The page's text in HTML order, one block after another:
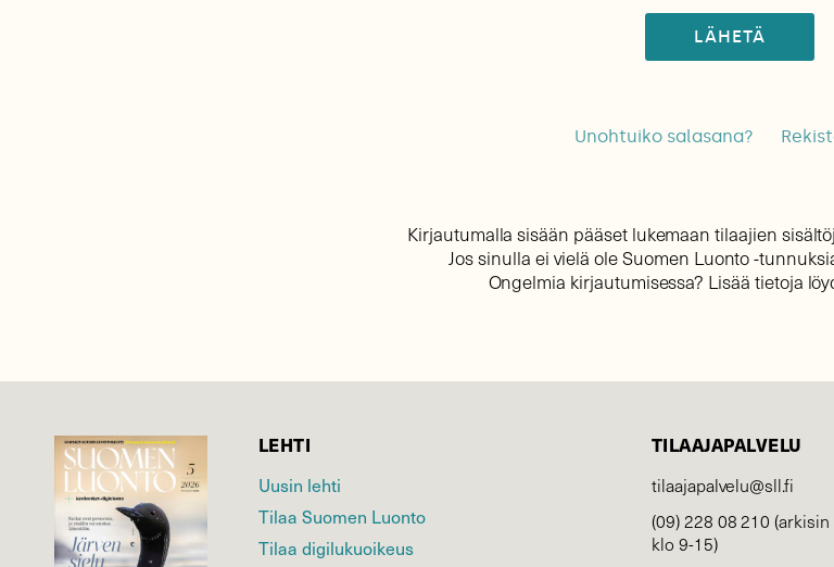
LÄHETÄ
Unohtuiko salasana?
Kirjautumalla sisään pääset lukemaan tilaajien
Jos sinulla ei vielä ole Suomen Luonto -
Ongelmia kirjautumisessa? Lisää tietoja
LEHTI
Uusin lehti
Tilaa Suomen Luonto
Tilaa digilukuoikeus
TILAAJAPALVELU
tilaajapalvelu@sll.fi
(09) 228 08 210 (arkisin
klo 9-15)